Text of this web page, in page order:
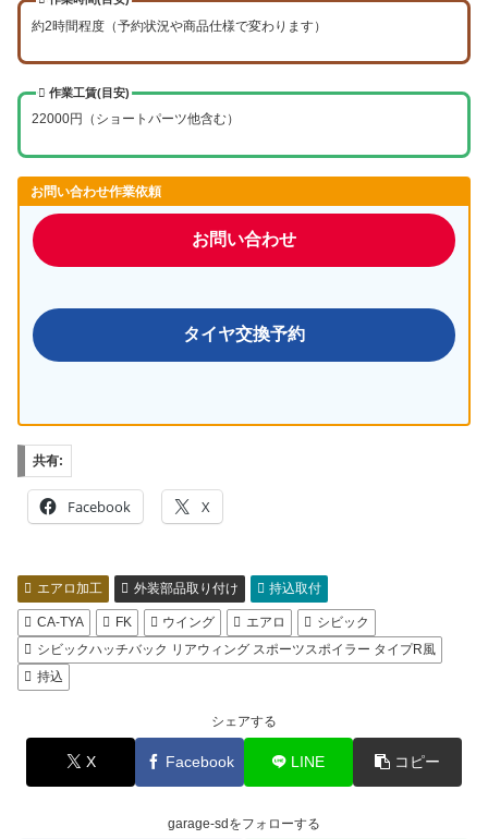
約2時間程度（予約状況や商品仕様で変わります）
作業工賃(目安)
22000円（ショートパーツ他含む）
お問い合わせ作業依頼
お問い合わせ
タイヤ交換予約
共有:
Facebook X
エアロ加工 外装部品取り付け 持込取付
CA-TYA FK ウイング エアロ
シビック
シビックハッチバック リアウィング スポーツスポイラー タイプR風
持込
シェアする
X Facebook LINE コピー
garage-sdをフォローする